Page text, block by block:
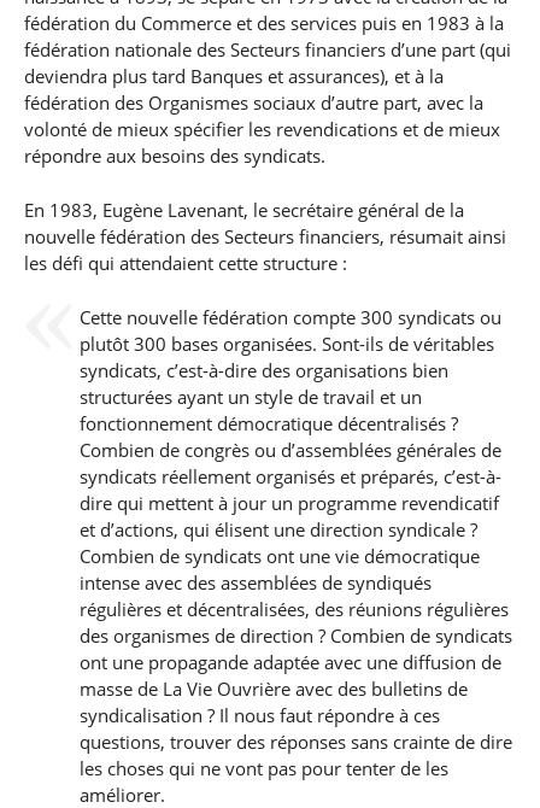
fédération du Commerce et des services puis en 1983 à la
fédération nationale des Secteurs financiers d’une part (qui
deviendra plus tard Banques et assurances), et à la
fédération des Organismes sociaux d’autre part, avec la
volonté de mieux spécifier les revendications et de mieux
répondre aux besoins des syndicats.
En 1983, Eugène Lavenant, le secrétaire général de la
nouvelle fédération des Secteurs financiers, résumait ainsi
les défi qui attendaient cette structure :
Cette nouvelle fédération compte 300 syndicats ou
plutôt 300 bases organisées. Sont-ils de véritables
syndicats, c’est-à-dire des organisations bien
structurées ayant un style de travail et un
fonctionnement démocratique décentralisés ?
Combien de congrès ou d’assemblées générales de
syndicats réellement organisés et préparés, c’est-à-
dire qui mettent à jour un programme revendicatif
et d’actions, qui élisent une direction syndicale ?
Combien de syndicats ont une vie démocratique
intense avec des assemblées de syndiqués
régulières et décentralisées, des réunions régulières
des organismes de direction ? Combien de syndicats
ont une propagande adaptée avec une diffusion de
masse de La Vie Ouvrière avec des bulletins de
syndicalisation ? Il nous faut répondre à ces
questions, trouver des réponses sans crainte de dire
les choses qui ne vont pas pour tenter de les
améliorer.